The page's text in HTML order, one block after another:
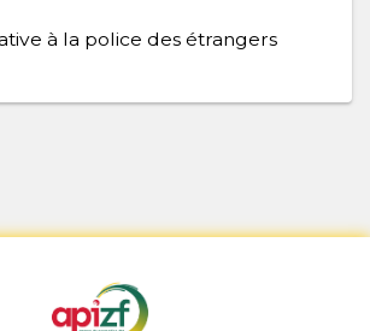
à la police des étrangers